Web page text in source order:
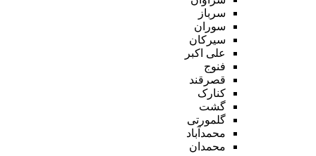
سرباز
سوران
سیرکان
علی اکبر
فنوج
قصرقند
کنارک
گشت
گلمورتی
محمدآباد
محمدان